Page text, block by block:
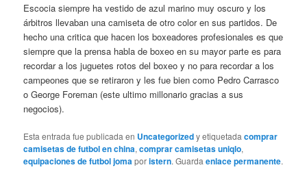
Escocia siempre ha vestido de azul marino muy oscuro y los
árbitros llevaban una camiseta de otro color en sus partidos. De
hecho una critica que hacen los boxeadores profesionales es que
siempre que la prensa habla de boxeo en su mayor parte es para
recordar a los juguetes rotos del boxeo y no para recordar a los
campeones que se retiraron y les fue bien como Pedro Carrasco
o George Foreman (este ultimo millonario gracias a sus
negocios).
Esta entrada fue publicada en Uncategorizedy etiquetadacomprar
camisetas de futbol en china,comprar camisetas uniqlo,
equipaciones de futbol jomaporistern. Guardaenlace permanente.